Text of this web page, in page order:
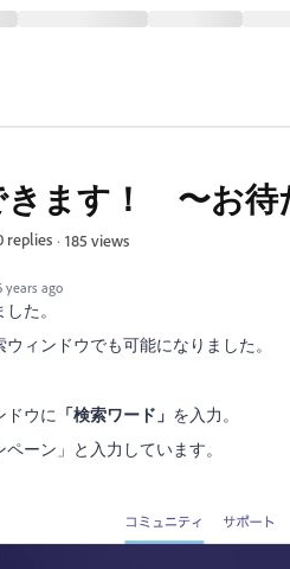
years ago
きます！ 〜お待
replies 185 views
た。
ィンドウでも可能になりました。
ドウに 「検索ワード」 を入力。
ーン」と入力しています。